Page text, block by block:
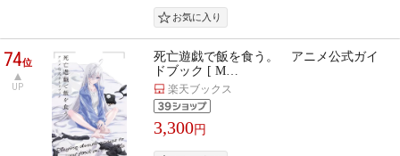
74位
UP
死亡遊戯で飯を食う。 アニメ公式ガイ
ドブック [ M…
楽天ブックス
3,300円